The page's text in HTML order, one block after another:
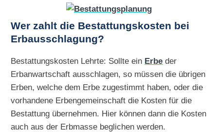
Wer zahlt die Bestattungskosten bei
Erbausschlagung?
Bestattungskosten Lehrte: Sollte ein Erbe der
Erbanwartschaft ausschlagen, so müssen die übrigen
Erben, welche dem Erbe zugestimmt haben, oder die
vorhandene Erbengemeinschaft die Kosten für die
Bestattung übernehmen. Hier können dann die Kosten
auch aus der Erbmasse beglichen werden.